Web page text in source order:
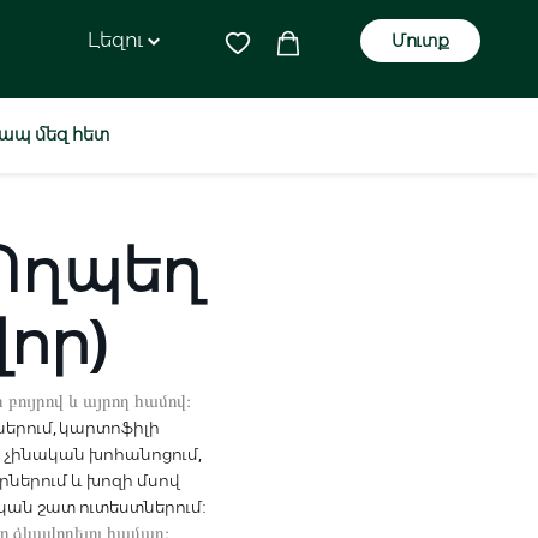
Լեզու Մուտք
մեզ հետ
բույրով և այրող համով։
կարտոֆիլի
չինական խոհանոցում,
և խոզի մսով
շատ ուտեստներում։
համար։